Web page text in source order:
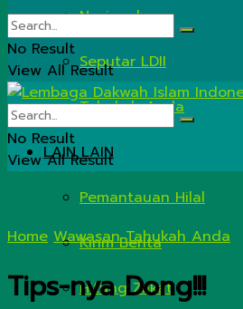
Nasional
Seputar LDII
Tahukah Anda
LAIN LAIN
Pemantauan Hilal
Kirim Berita
Hitung Zakat
No Result
View All Result
No Result
View All Result
Home Wawasan Tahukah Anda
Tips-nya Dong!!!